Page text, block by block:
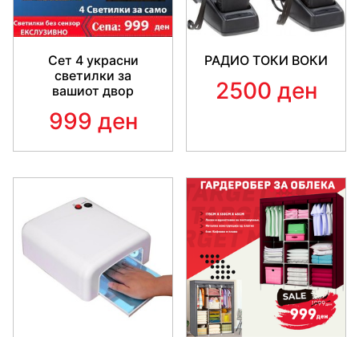
Сет 4 украсни
светилки за
вашиот двор
999 ден
РАДИО ТОКИ ВОКИ
2500 ден